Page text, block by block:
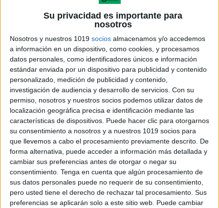
Su privacidad es importante para
nosotros
Nosotros y nuestros 1019 socios almacenamos y/o accedemos
a información en un dispositivo, como cookies, y procesamos
datos personales, como identificadores únicos e información
estándar enviada por un dispositivo para publicidad y contenido
personalizado, medición de publicidad y contenido,
investigación de audiencia y desarrollo de servicios. Con su
permiso, nosotros y nuestros socios podemos utilizar datos de
localización geográfica precisa e identificación mediante las
características de dispositivos. Puede hacer clic para otorgarnos
su consentimiento a nosotros y a nuestros 1019 socios para
que llevemos a cabo el procesamiento previamente descrito. De
forma alternativa, puede acceder a información más detallada y
cambiar sus preferencias antes de otorgar o negar su
consentimiento. Tenga en cuenta que algún procesamiento de
sus datos personales puede no requerir de su consentimiento,
pero usted tiene el derecho de rechazar tal procesamiento. Sus
preferencias se aplicarán solo a este sitio web. Puede cambiar